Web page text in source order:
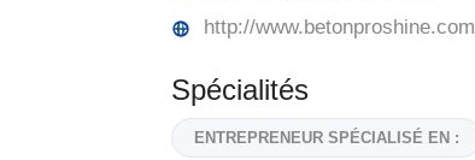
http://www.betonproshine.com
Spécialités
ENTREPRENEUR SPÉCIALISÉ EN :